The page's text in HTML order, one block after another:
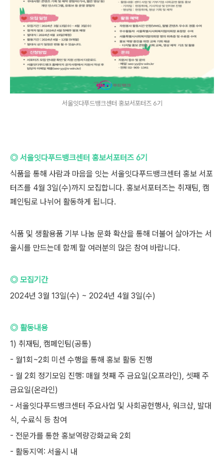
서울잇다푸드뱅크센터 홍보서포터즈 6기
◎ 서울잇다푸드뱅크센터 홍보서포터즈 6기
식품을 통해 사람과 마음을 잇는 서울잇다푸드뱅크센터 홍보 서포
터즈를 4월 3일(수)까지 모집합니다. 홍보서포터즈는 취재팀, 캠
페인팀로 나뉘어 활동하게 됩니다.
식품 및 생활용품 기부 나눔 문화 확산을 통해 더불어 살아가는 서
울시를 만드는데 함께 할 여러분의 많은 참여 바랍니다.
◎ 모집기간
2024년 3월 13일(수) ~ 2024년 4월 3일(수)
◎ 활동내용
1) 취재팀, 캠페인팀(공통)
- 월1회~2회 미션 수행을 통해 홍보 활동 진행
- 월 2회 정기모임 진행: 매월 첫째 주 금요일(오프라인), 셋째 주
금요일(온라인)
- 서울잇다푸드뱅크센터 주요사업 및 사회공헌행사, 워크샵, 발대
식, 수료식 등 참여
- 전문가를 통한 홍보역량강화교육 2회
- 활동지역: 서울시 내